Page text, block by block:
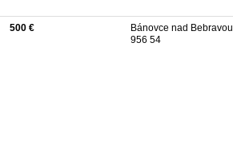
500 €
Bánovce nad Bebravou
956 54